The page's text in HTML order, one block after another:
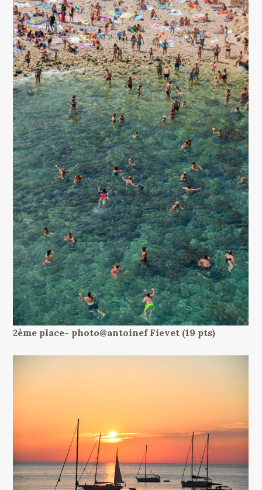
2ème place- photo@antoinef Fievet (19 pts)